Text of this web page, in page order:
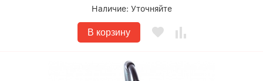
Наличие: Уточняйте
В корзину